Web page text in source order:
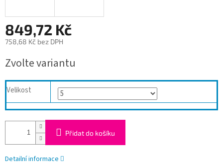
849,72 Kč
758,68 Kč bez DPH
cena:
Zvolte variantu
Velikost
Přidat do košíku
Detailní informace